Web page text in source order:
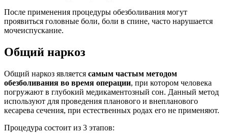
После применения процедуры обезболивания могут
проявиться головные боли, боли в спине, часто нарушается
мочеиспускание.
Общий наркоз
Общий наркоз является самым частым методом
обезболивания во время операции, при котором человека
погружают в глубокий медикаментозный сон. Данный метод
используют для проведения планового и внепланового
кесарева сечения, при естественных родах его не применяют.
Процедура состоит из 3 этапов: